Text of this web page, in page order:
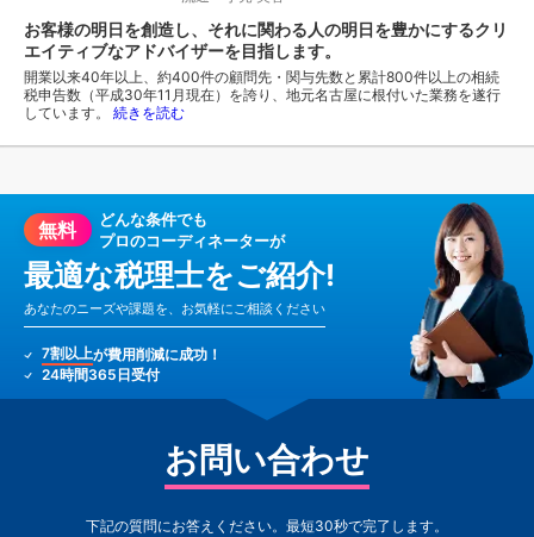
お客様の明日を創造し、それに関わる人の明日を豊かにするクリ
エイティブなアドバイザーを目指します。
開業以来40年以上、約400件の顧問先・関与先数と累計800件以上の相続
税申告数（平成30年11月現在）を誇り、地元名古屋に根付いた業務を遂行
しています。 続きを読む
無料
どんな条件でも
プロのコーディネーターが
最適な税理士をご紹介!
あなたのニーズや課題を、お気軽にご相談ください
7割以上が費用削減に成功！
24時間365日受付
お問い合わせ
下記の質問にお答えください。最短30秒で完了します。